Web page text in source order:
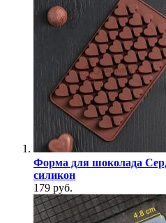
Форма для шоколада
силикон
179 руб.